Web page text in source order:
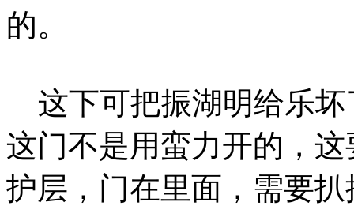
的。
这下可把振湖明给乐坏
这门不是用蛮力开的，
护层，门在里面，需要